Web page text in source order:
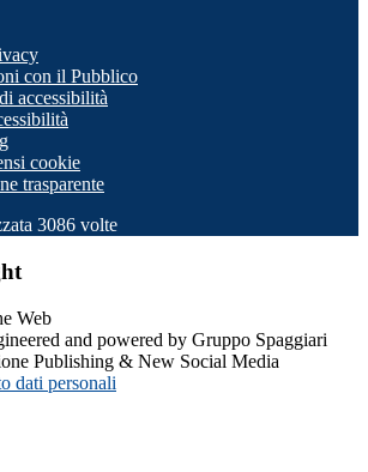
con il Pubblico
accessibilità
cookie
trasparente
3086 volte
and powered by Gruppo Spaggiari
Publishing & New Social Media
dati personali